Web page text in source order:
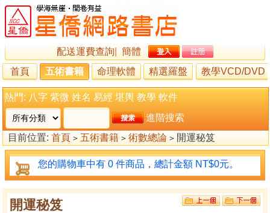
配送運費查詢
簡體
首頁
五術書籍 命理軟體 精選羅盤 教學VCD/DVD
熱門: 八字 紫微 姓名 易經 堪輿 教學 軟件
進階搜索
目前位置: 首頁 > 五術書籍 > 術數總論 > 開運秘笈
您的購物車中有 0 件商品，總計金額 NT$0元。
開運秘笈